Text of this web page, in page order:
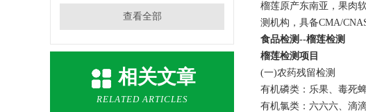
查看全部
相关文章
RELATED ARTICLES
榴莲原产东南亚，果肉
测机构，具备CMA/
食品检测--榴莲检测
榴莲检测项目
(一)农药残留检测
有机磷类：乐果、毒死
有机氯类：六六六、滴